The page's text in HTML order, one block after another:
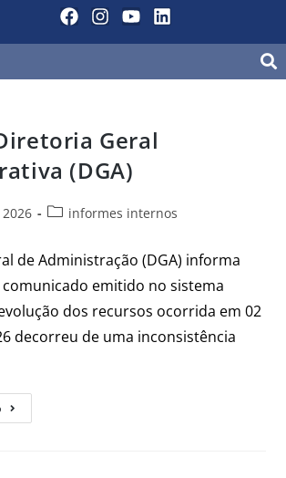
Geral
(DGA)
informes internos
de Administração (DGA) informa
emitido no sistema
dos recursos ocorrida em 02
decorreu de uma inconsistência